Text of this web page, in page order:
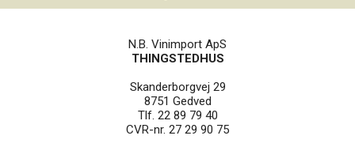
N.B. Vinimport ApS
THINGSTEDHUS
Skanderborgvej 29
8751 Gedved
Tlf. 22 89 79 40
CVR-nr. 27 29 90 75